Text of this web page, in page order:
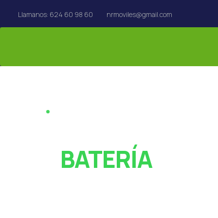
Llamanos: 624 60 98 60 nrmoviles@gmail.com
BATERÍA